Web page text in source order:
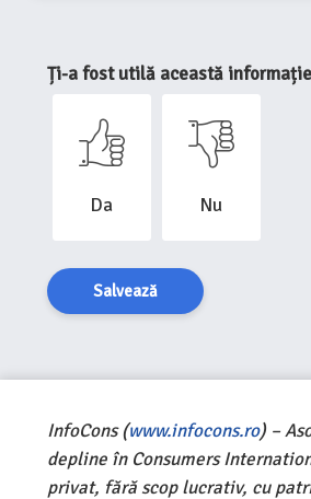
Ți-a fost utilă această
Da Nu
Salvează
InfoCons (www.infocons.ro) –
depline în Consumers
privat, fără scop lucrativ, cu